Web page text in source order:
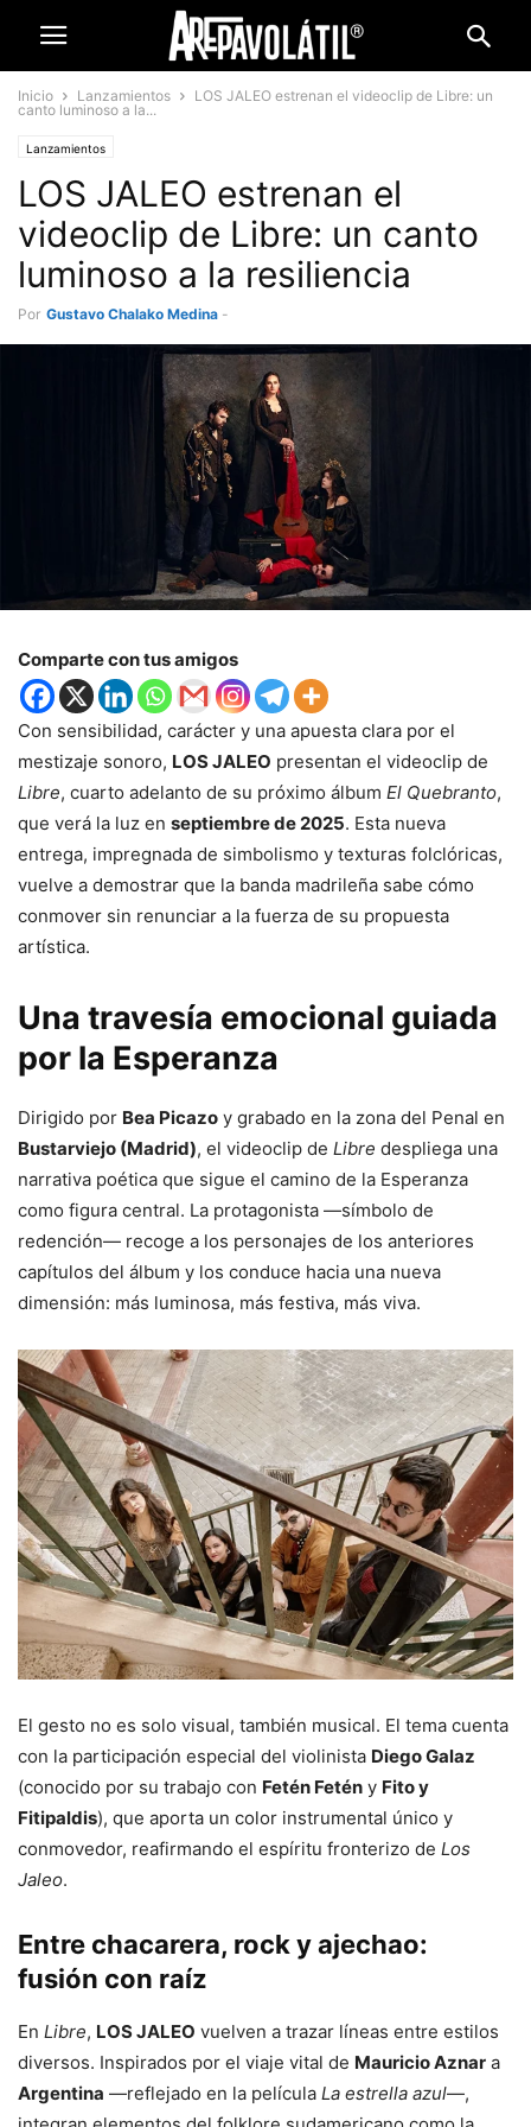
Inicio Lanzamientos
LOS JALEO estrenan el videoclip de Libre: un
canto luminoso a la...
Lanzamientos
LOS JALEO estrenan el
videoclip de Libre: un canto
luminoso a la resiliencia
Por Gustavo Chalako Medina -
Comparte con tus amigos
Con sensibilidad, carácter y una apuesta clara por el
mestizaje sonoro, LOS JALEO presentan el videoclip de
Libre, cuarto adelanto de su próximo álbum El Quebranto,
que verá la luz en septiembre de 2025. Esta nueva
entrega, impregnada de simbolismo y texturas folclóricas,
vuelve a demostrar que la banda madrileña sabe cómo
conmover sin renunciar a la fuerza de su propuesta
artística.
Una travesía emocional guiada
por la Esperanza
Dirigido por Bea Picazo y grabado en la zona del Penal en
Bustarviejo (Madrid), el videoclip de Libre despliega una
narrativa poética que sigue el camino de la Esperanza
como figura central. La protagonista —símbolo de
redención— recoge a los personajes de los anteriores
capítulos del álbum y los conduce hacia una nueva
dimensión: más luminosa, más festiva, más viva.
El gesto no es solo visual, también musical. El tema cuenta
con la participación especial del violinista Diego Galaz
(conocido por su trabajo con Fetén Fetén y Fito y
Fitipaldis), que aporta un color instrumental único y
conmovedor, reafirmando el espíritu fronterizo de Los
Jaleo.
Entre chacarera, rock y ajechao:
fusión con raíz
En Libre, LOS JALEO vuelven a trazar líneas entre estilos
diversos. Inspirados por el viaje vital de Mauricio Aznar a
Argentina —reflejado en la película La estrella azul—,